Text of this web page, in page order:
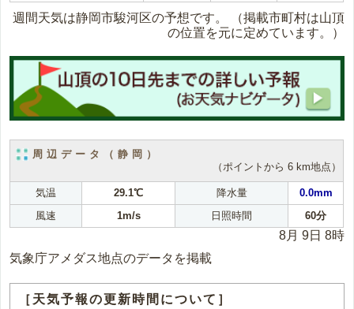
週間天気は静岡市駿河区の予想です。
（掲載市町村は山頂
の位置を元に定めています。）
周辺データ（静岡）
（ポイントから 6 km地点）
気温 29.1℃ 降水量
0.0mm
風速
1m/s 日照時間 60分
8月 9日 8時
気象庁アメダス地点のデータを掲載
［天気予報の更新時間について］